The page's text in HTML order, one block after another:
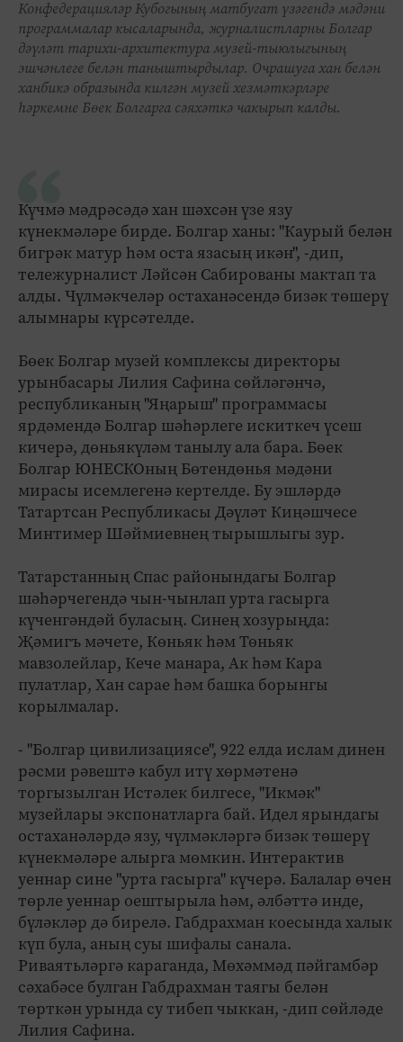
Конфедерацияләр Кубогының матбугат үзәгендә мәдәни
программалар кысаларында, журналистларны Болгар
дәүләт тарихи-архитектура музей-тыюлыгының
эшчәнлеге белән таныштырдылар. Очрашуга хан белән
ханбикә образында килгән музей хезмәткәрләре
һәркемне Бөек Болгарга сәяхәткә чакырып калды.
Күчмә мәдрәсәдә хан шәхсән үзе язу
күнекмәләре бирде. Болгар ханы: "Каурый белән
бигрәк матур һәм оста язасың икән", -дип,
тележурналист Ләйсән Сабированы мактап та
алды. Чүлмәкчеләр остаханәсендә бизәк төшерү
алымнары күрсәтелде.
Бөек Болгар музей комплексы директоры
урынбасары Лилия Сафина сөйләгәнчә,
республиканың "Яңарыш" программасы
ярдәмендә Болгар шәһәрлеге искиткеч үсеш
кичерә, дөньякүләм танылу ала бара. Бөек
Болгар ЮНЕСКОның Бөтендөнья мәдәни
мирасы исемлегенә кертелде. Бу эшләрдә
Татартсан Республикасы Дәүләт Киңәшчесе
Минтимер Шәймиевнең тырышлыгы зур.
Татарстанның Спас районындагы Болгар
шәһәрчегендә чын-чынлап урта гасырга
күченгәндәй буласың. Синең хозурыңда:
Җәмигъ мәчете, Көньяк һәм Төньяк
мавзолейлар, Кече манара, Ак һәм Кара
пулатлар, Хан сарае һәм башка борынгы
корылмалар.
- "Болгар цивилизациясе", 922 елда ислам динен
рәсми рәвештә кабул итү хөрмәтенә
торгызылган Истәлек билгесе, "Икмәк"
музейлары экспонатларга бай. Идел ярындагы
остаханәләрдә язу, чүлмәкләргә бизәк төшерү
күнекмәләре алырга мөмкин. Интерактив
уеннар сине "урта гасырга" күчерә. Балалар өчен
төрле уеннар оештырыла һәм, әлбәттә инде,
бүләкләр дә бирелә. Габдрахман коесында халык
күп була, аның суы шифалы санала.
Риваятьләргә караганда, Мөхәммәд пәйгамбәр
сәхабәсе булган Габдрахман таягы белән
төрткән урында су тибеп чыккан, -дип сөйләде
Лилия Сафина.